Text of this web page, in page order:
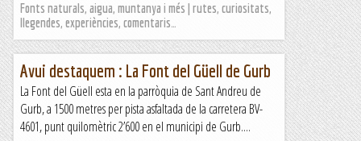
Fonts naturals, aigua, muntanya i més | rutes, curiositats,
llegendes, experiències, comentaris…
Avui destaquem : La Font del Güell de Gurb
La Font del Güell esta en la parròquia de Sant Andreu de
Gurb, a 1500 metres per pista asfaltada de la carretera BV-
4601, punt quilomètric 2’600 en el municipi de Gurb....